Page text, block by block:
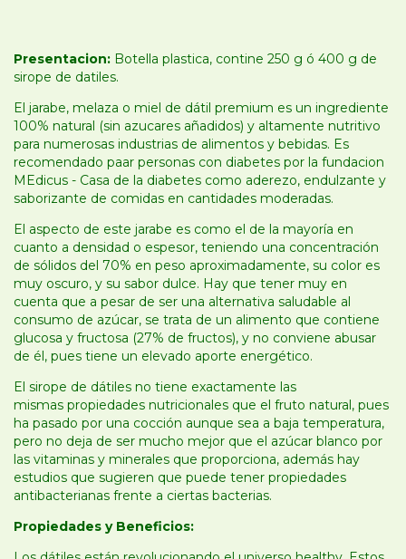
Presentacion: Botella plastica, contine 250 g ó 400 g de
sirope de datiles.
El jarabe, melaza o miel de dátil premium es un ingrediente
100% natural (sin azucares añadidos) y altamente nutritivo
para numerosas industrias de alimentos y bebidas. Es
recomendado paar personas con diabetes por la fundacion
MEdicus - Casa de la diabetes como aderezo, endulzante y
saborizante de comidas en cantidades moderadas.
El aspecto de este jarabe es como el de la mayoría en
cuanto a densidad o espesor, teniendo una concentración
de sólidos del 70% en peso aproximadamente, su color es
muy oscuro, y su sabor dulce. Hay que tener muy en
cuenta que a pesar de ser una alternativa saludable al
consumo de azúcar, se trata de un alimento que contiene
glucosa y fructosa (27% de fructos), y no conviene abusar
de él, pues tiene un elevado aporte energético.
El sirope de dátiles no tiene exactamente las
mismas propiedades nutricionales que el fruto natural, pues
ha pasado por una cocción aunque sea a baja temperatura,
pero no deja de ser mucho mejor que el azúcar blanco por
las vitaminas y minerales que proporciona, además hay
estudios que sugieren que puede tener propiedades
antibacterianas frente a ciertas bacterias.
Propiedades y Beneficios: